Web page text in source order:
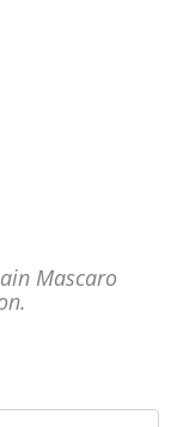
Mascaro